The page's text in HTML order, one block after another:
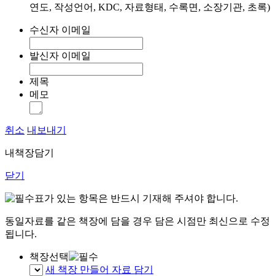
연도, 작성언어, KDC, 자료형태, 수록면, 소장기관, 초록)
수신자 이메일
발신자 이메일
제목
메모
취소 내보내기
내책장담기
닫기
표가 있는 항목은 반드시 기재해 주셔야 합니다.
동일자료를 같은 책장에 담을 경우 담은 시점만 최신으로 수정
됩니다.
책장선택
새 책장 만들어 자료 담기